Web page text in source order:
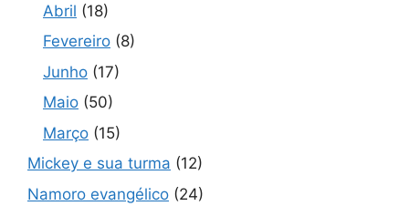
Abril (18)
Fevereiro (8)
Junho (17)
Maio (50)
Março (15)
Mickey e sua turma (12)
Namoro evangélico (24)